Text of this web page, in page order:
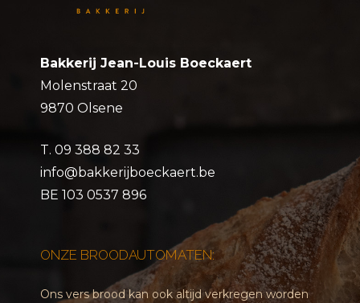
Bakkerij Jean-Louis Boeckaert
Molenstraat 20
9870 Olsene
T. 09 388 82 33
info@bakkerijboeckaert.be
BE 103 0537 896
ONZE BROODAUTOMATEN:
Ons vers brood kan ook altijd verkregen worden